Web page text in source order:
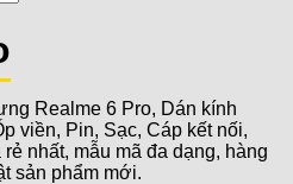
Realme 6 Pro, Dán kính
viền, Pin, Sạc, Cáp kết nối,
nhất, mẫu mã đa dạng, hàng
sản phẩm mới.